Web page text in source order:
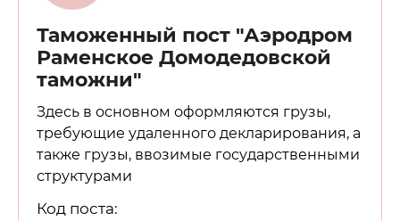
Таможенный пост "Аэродром
Раменское Домодедовской
таможни"
Здесь в основном оформляются грузы,
требующие удаленного декларирования, а
также грузы, ввозимые государственными
структурами
Код поста: